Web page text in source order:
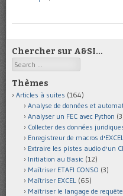
Chercher sur A&SI…
Search
Thèmes
Articles à suites (164)
Analyse de données et
Analyser un FEC avec Python
Collecter des données
Enregistreur de macros d'EXCEL
Extraire les pistes audio d'un
Initiation au Basic (12)
Maîtriser ETAFI CONSO (3)
Maîtriser EXCEL (65)
Maîtriser le langage de requête